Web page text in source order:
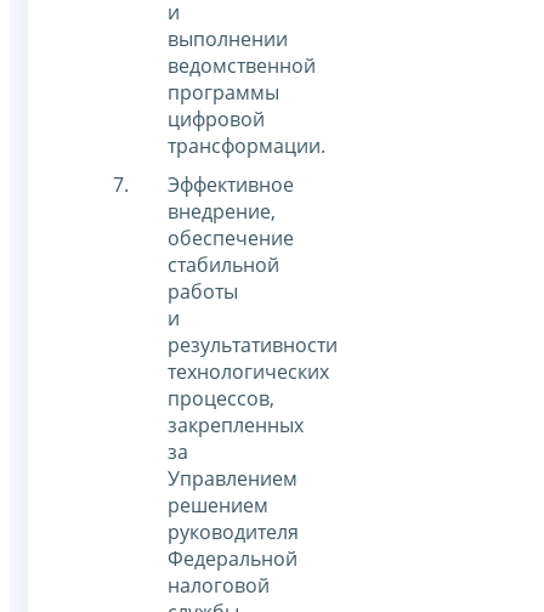
и
выполнении
ведомственной
программы
цифровой
трансформации.
Эффективное
внедрение,
обеспечение
стабильной
работы
и
результативности
технологических
процессов,
закрепленных
за
Управлением
решением
руководителя
Федеральной
налоговой